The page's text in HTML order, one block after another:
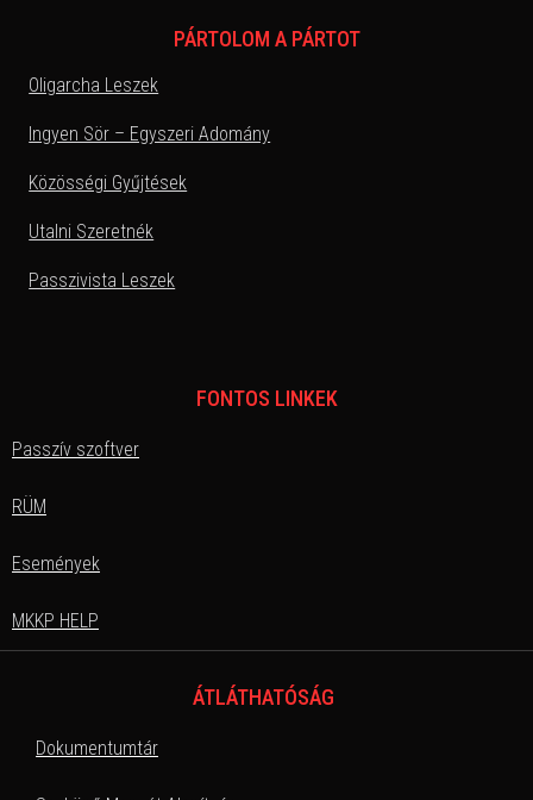
PÁRTOLOM A PÁRTOT
Oligarcha Leszek
Ingyen Sör – Egyszeri Adomány
Közösségi Gyűjtések
Utalni Szeretnék
Passzivista Leszek
FONTOS LINKEK
Passzív szoftver
RÜM
Események
MKKP HELP
ÁTLÁTHATÓSÁG
Dokumentumtár